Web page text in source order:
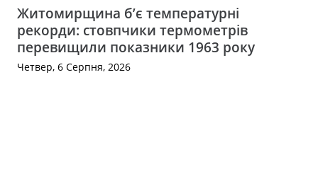
Житомирщина б’є температурні
рекорди: стовпчики термометрів
перевищили показники 1963 року
Четвер, 6 Серпня, 2026